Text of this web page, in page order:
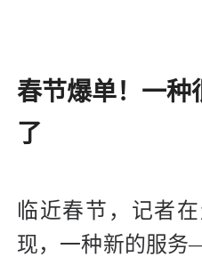
春节爆单！一种
了
临近春节，记者
现，一种新的服